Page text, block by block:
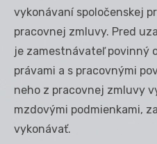
vykonávaní spoločenskej
pracovnej zmluvy. Pred
je zamestnávateľ povinný
právami a s pracovnými
neho z pracovnej zmluvy
mzdovými podmienkami,
vykonávať.